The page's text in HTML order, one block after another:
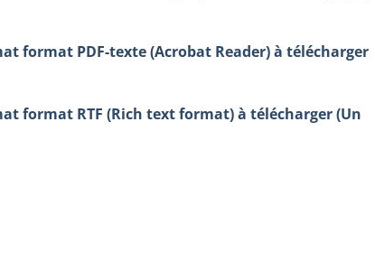
format PDF-texte (Acrobat Reader) à télécharger
format RTF (Rich text format) à télécharger (Un